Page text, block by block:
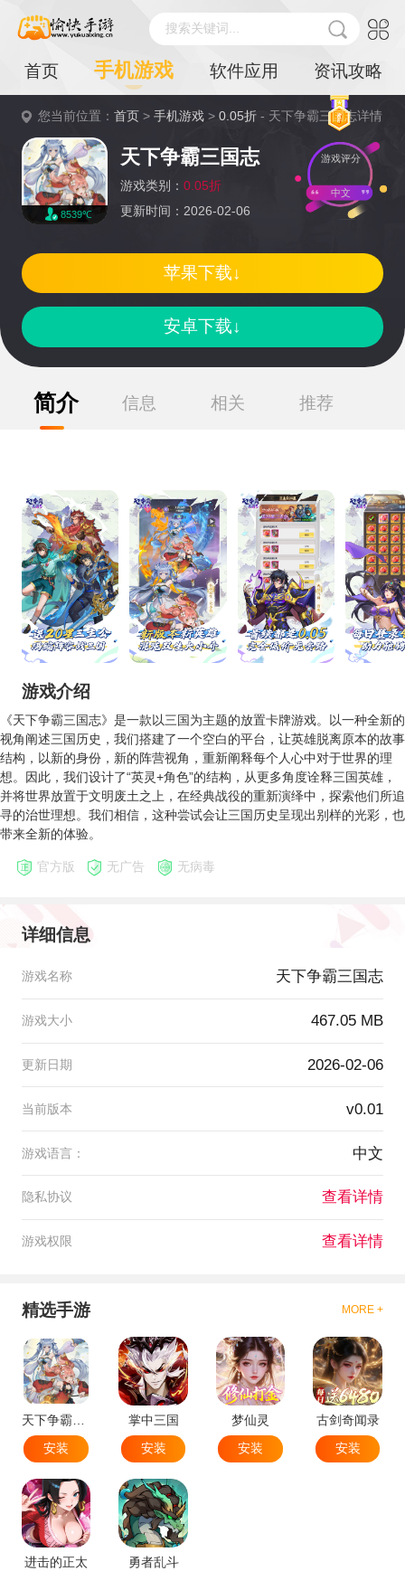
搜索关键词...
首页 手机游戏 软件应用 资讯攻略
您当前位置：首页 >手机游戏 >0.05折 - 天下争霸三国志详情
8539℃
天下争霸三国志
游戏类别： 0.05折
更新时间：2026-02-06
游戏评分
中文
安卓下载↓
苹果下载↓
简介 信息 相关 推荐
游戏介绍
《天下争霸三国志》是一款以三国为主题的放置卡牌游戏。以一种全新的
视角阐述三国历史，我们搭建了一个空白的平台，让英雄脱离原本的故事
结构，以新的身份，新的阵营视角，重新阐释每个人心中对于世界的理
想。因此，我们设计了“英灵+角色”的结构，从更多角度诠释三国英雄，
并将世界放置于文明废土之上，在经典战役的重新演绎中，探索他们所追
寻的治世理想。我们相信，这种尝试会让三国历史呈现出别样的光彩，也
带来全新的体验。
官方版 无广告 无病毒
详细信息
游戏名称 天下争霸三国志
游戏大小 467.05 MB
更新日期 2026-02-06
当前版本 v0.01
游戏语言： 中文
隐私协议 查看详情
游戏权限 查看详情
精选手游 MORE +
天下争霸三国志
安装
掌中三国
安装
梦仙灵
安装
古剑奇闻录
安装
进击的正太
勇者乱斗